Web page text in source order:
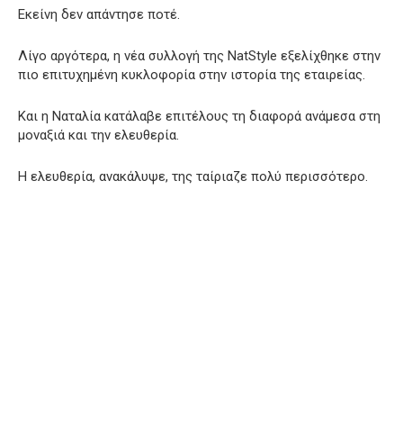
Εκείνη δεν απάντησε ποτέ.
Λίγο αργότερα, η νέα συλλογή της NatStyle εξελίχθηκε στην
πιο επιτυχημένη κυκλοφορία στην ιστορία της εταιρείας.
Και η Ναταλία κατάλαβε επιτέλους τη διαφορά ανάμεσα στη
μοναξιά και την ελευθερία.
Η ελευθερία, ανακάλυψε, της ταίριαζε πολύ περισσότερο.